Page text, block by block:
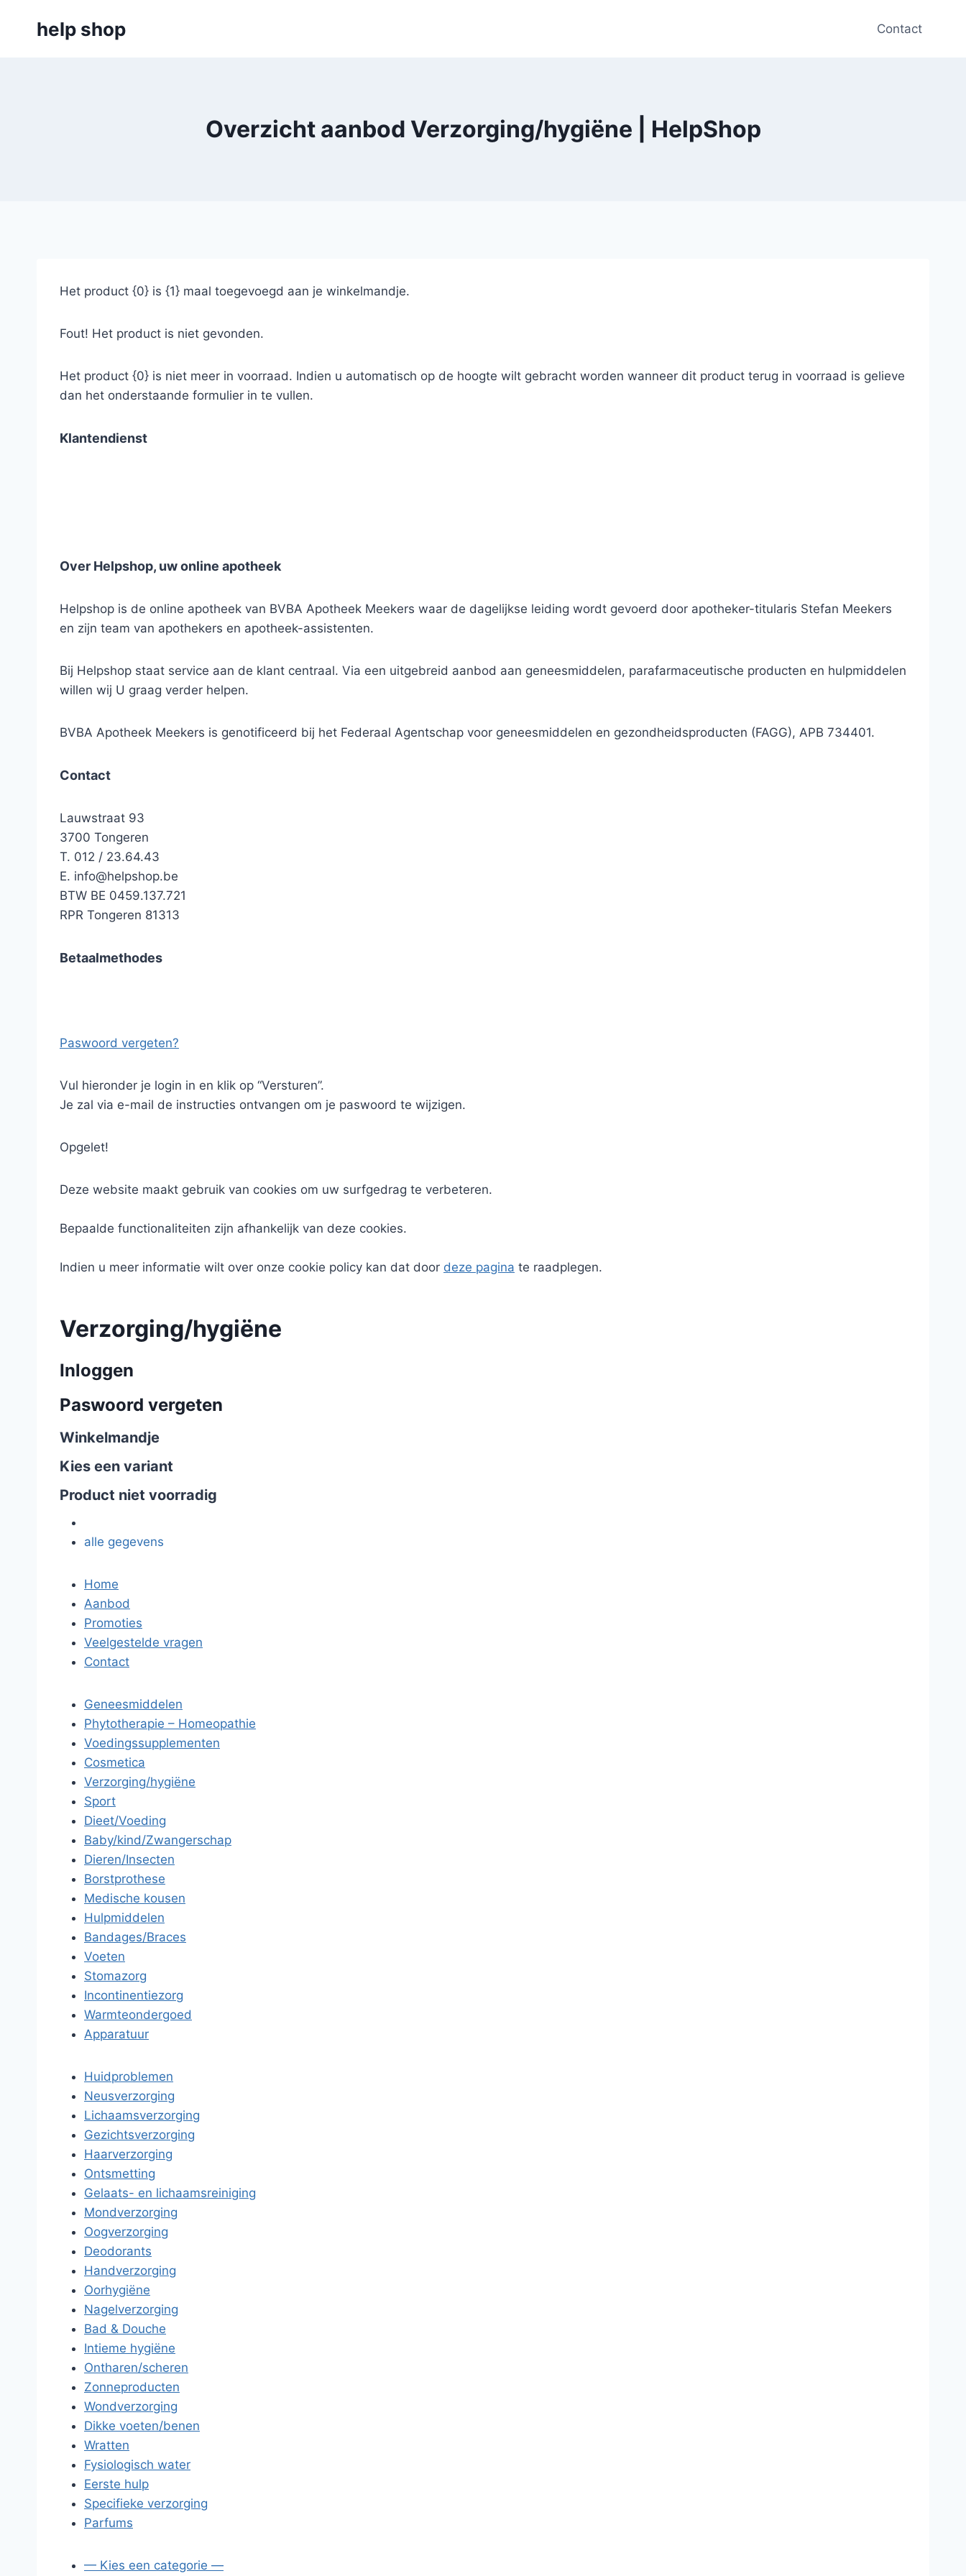
help shop Contact
Overzicht aanbod Verzorging/hygiëne | HelpShop
Het product {0} is {1} maal toegevoegd aan je winkelmandje.
Fout! Het product is niet gevonden.
Het product {0} is niet meer in voorraad. Indien u automatisch op de hoogte wilt gebracht worden wanneer dit product terug in voorraad is gelieve
dan het onderstaande formulier in te vullen.
Klantendienst
Over Helpshop, uw online apotheek
Helpshop is de online apotheek van BVBA Apotheek Meekers waar de dagelijkse leiding wordt gevoerd door apotheker-titularis Stefan Meekers
en zijn team van apothekers en apotheek-assistenten.
Bij Helpshop staat service aan de klant centraal. Via een uitgebreid aanbod aan geneesmiddelen, parafarmaceutische producten en hulpmiddelen
willen wij U graag verder helpen.
BVBA Apotheek Meekers is genotificeerd bij het Federaal Agentschap voor geneesmiddelen en gezondheidsproducten (FAGG), APB 734401.
Contact
Lauwstraat 93
3700 Tongeren
T. 012 / 23.64.43
E. info@helpshop.be
BTW BE 0459.137.721
RPR Tongeren 81313
Betaalmethodes
Paswoord vergeten?
Vul hieronder je login in en klik op “Versturen”.
Je zal via e-mail de instructies ontvangen om je paswoord te wijzigen.
Opgelet!
Deze website maakt gebruik van cookies om uw surfgedrag te verbeteren.
Bepaalde functionaliteiten zijn afhankelijk van deze cookies.
Indien u meer informatie wilt over onze cookie policy kan dat door deze pagina te raadplegen.
Verzorging/hygiëne
Inloggen
Paswoord vergeten
Winkelmandje
Kies een variant
Product niet voorradig
alle gegevens
Home
Aanbod
Promoties
Veelgestelde vragen
Contact
Geneesmiddelen
Phytotherapie – Homeopathie
Voedingssupplementen
Cosmetica
Verzorging/hygiëne
Sport
Dieet/Voeding
Baby/kind/Zwangerschap
Dieren/Insecten
Borstprothese
Medische kousen
Hulpmiddelen
Bandages/Braces
Voeten
Stomazorg
Incontinentiezorg
Warmteondergoed
Apparatuur
Huidproblemen
Neusverzorging
Lichaamsverzorging
Gezichtsverzorging
Haarverzorging
Ontsmetting
Gelaats- en lichaamsreiniging
Mondverzorging
Oogverzorging
Deodorants
Handverzorging
Oorhygiëne
Nagelverzorging
Bad & Douche
Intieme hygiëne
Ontharen/scheren
Zonneproducten
Wondverzorging
Dikke voeten/benen
Wratten
Fysiologisch water
Eerste hulp
Specifieke verzorging
Parfums
— Kies een categorie —